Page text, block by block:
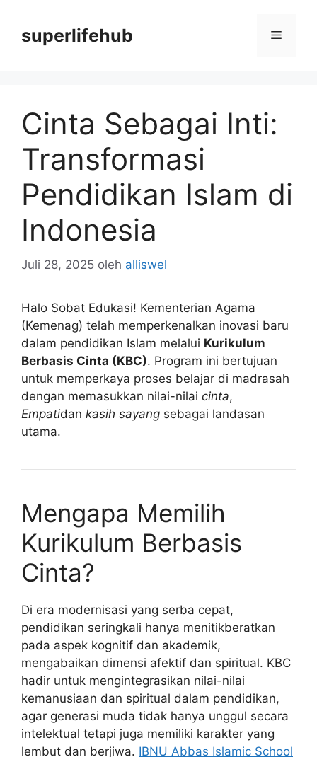
superlifehub Menu
Cinta Sebagai Inti:
Transformasi
Pendidikan Islam di
Indonesia
Juli 28, 2025 oleh alliswel
Halo Sobat Edukasi! Kementerian Agama
(Kemenag) telah memperkenalkan inovasi baru
dalam pendidikan Islam melalui Kurikulum
Berbasis Cinta (KBC). Program ini bertujuan
untuk memperkaya proses belajar di madrasah
dengan memasukkan nilai-nilai cinta,
Empatidan kasih sayang sebagai landasan
utama.
Mengapa Memilih
Kurikulum Berbasis
Cinta?
Di era modernisasi yang serba cepat,
pendidikan seringkali hanya menitikberatkan
pada aspek kognitif dan akademik,
mengabaikan dimensi afektif dan spiritual. KBC
hadir untuk mengintegrasikan nilai-nilai
kemanusiaan dan spiritual dalam pendidikan,
agar generasi muda tidak hanya unggul secara
intelektual tetapi juga memiliki karakter yang
lembut dan berjiwa. IBNU Abbas Islamic School